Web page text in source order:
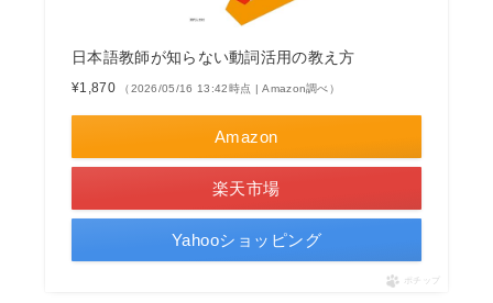
日本語教師が知らない動詞活用の教え方
¥1,870 （2026/05/16 13:42時点 | Amazon調べ）
Amazon
楽天市場
Yahooショッピング
ポチップ